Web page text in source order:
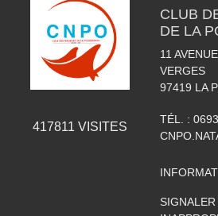
417811 VISITES
CLUB
DE LA
11
VERGES
97419 LA
TÉL. :